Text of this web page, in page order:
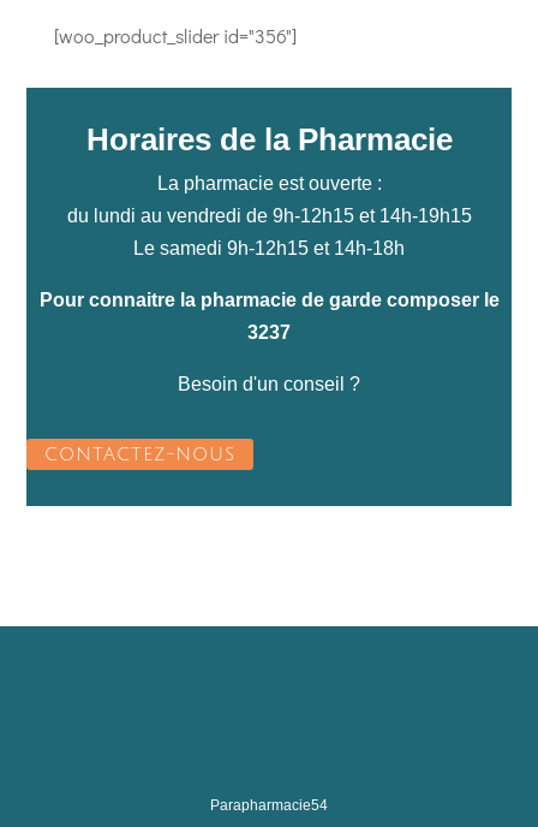
[woo_product_slider id="356"]
Horaires de la Pharmacie
La pharmacie est ouverte :
du lundi au vendredi de 9h-12h15 et 14h-19h15
Le samedi 9h-12h15 et 14h-18h
Pour connaitre la pharmacie de garde composer le
3237
Besoin d'un conseil ?
CONTACTEZ-NOUS
Parapharmacie54